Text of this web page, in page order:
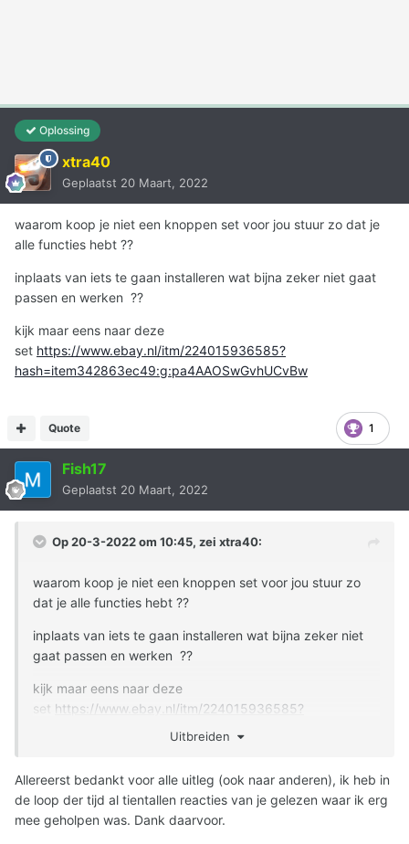
Oplossing
xtra40
Geplaatst 20 Maart, 2022
waarom koop je niet een knoppen set voor jou stuur zo dat je
alle functies hebt ??
inplaats van iets te gaan installeren wat bijna zeker niet gaat
passen en werken ??
kijk maar eens naar deze
set https://www.ebay.nl/itm/224015936585?
hash=item342863ec49:g:pa4AAOSwGvhUCvBw
1
Quote
Fish17
Geplaatst 20 Maart, 2022
Op 20-3-2022 om 10:45, zei xtra40:
waarom koop je niet een knoppen set voor jou stuur zo
dat je alle functies hebt ??
inplaats van iets te gaan installeren wat bijna zeker niet
gaat passen en werken ??
kijk maar eens naar deze
set https://www.ebay.nl/itm/224015936585?
hash=item342863ec49:g:pa4AAOSwGvhUCvBw
Uitbreiden
Allereerst bedankt voor alle uitleg (ook naar anderen), ik heb in
de loop der tijd al tientallen reacties van je gelezen waar ik erg
mee geholpen was. Dank daarvoor.